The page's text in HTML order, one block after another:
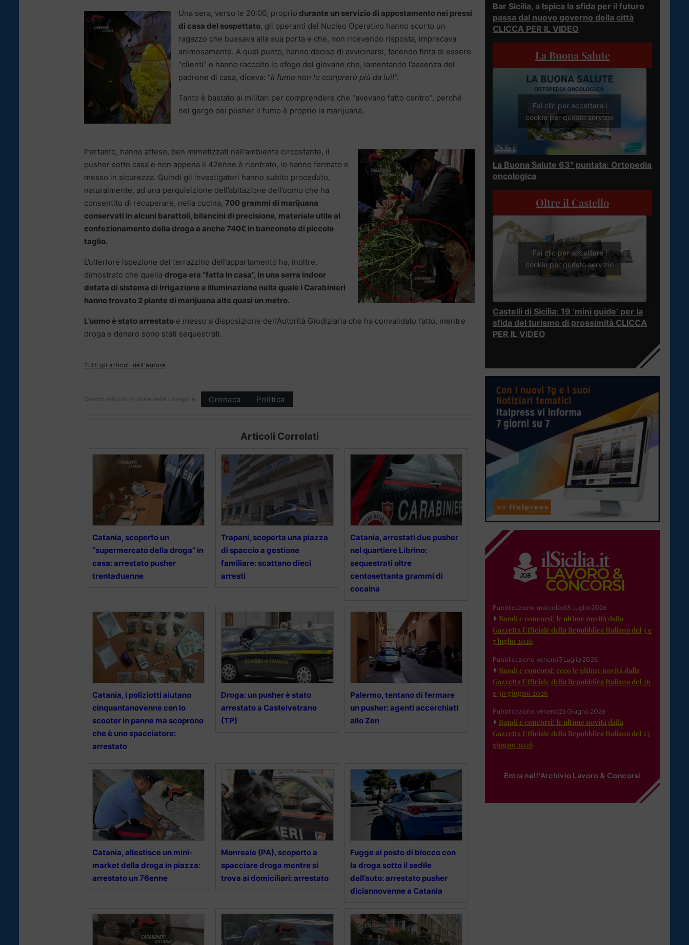
Una sera, verso le 20:00, proprio durante un servizio di appostamento nei pressi
di casa del sospettato, gli operanti del Nucleo Operativo hanno scorto un
ragazzo che bussava alla sua porta e che, non ricevendo risposta, imprecava
animosamente. A quel punto, hanno deciso di avvicinarsi, facendo finta di essere
“clienti” e hanno raccolto lo sfogo del giovane che, lamentando l’assenza del
padrone di casa, diceva: “Il fumo non lo comprerò più da lui!”.
Tanto è bastato ai militari per comprendere che “avevano fatto centro”, perché
nel gergo dei pusher il fumo è proprio la marijuana.
Pertanto, hanno atteso, ben mimetizzati nell’ambiente circostante, il
pusher sotto casa e non appena il 42enne è rientrato, lo hanno fermato e
messo in sicurezza. Quindi gli investigatori hanno subito proceduto,
naturalmente, ad una perquisizione dell’abitazione dell’uomo che ha
consentito di recuperare, nella cucina, 700 grammi di marijuana
conservati in alcuni barattoli, bilancini di precisione, materiale utile al
confezionamento della droga e anche 740€ in banconote di piccolo
taglio.
L’ulteriore ispezione del terrazzino dell’appartamento ha, inoltre,
dimostrato che quella droga era “fatta in casa”, in una serra indoor
dotata di sistema di irrigazione e illuminazione nella quale i Carabinieri
hanno trovato 2 piante di marijuana alte quasi un metro.
L’uomo è stato arrestato e messo a disposizione dell’Autorità Giudiziaria che ha convalidato l’atto, mentre
droga e denaro sono stati sequestrati.
Tutti gli articoli dell'autore
Questo articolo fa parte delle categorie: Cronaca Politica
Articoli Correlati
Catania, scoperto un
“supermercato della droga” in
casa: arrestato pusher
trentaduenne
Trapani, scoperta una piazza
di spaccio a gestione
familiare: scattano dieci
arresti
Catania, arrestati due pusher
nel quartiere Librino:
sequestrati oltre
centosettanta grammi di
cocaina
Catania, i poliziotti aiutano
cinquantanovenne con lo
scooter in panne ma scoprono
che è uno spacciatore:
arrestato
Droga: un pusher è stato
arrestato a Castelvetrano
(TP)
Palermo, tentano di fermare
un pusher: agenti accerchiati
allo Zen
Catania, allestisce un mini-
market della droga in piazza:
arrestato un 76enne
Monreale (PA), scoperto a
spacciare droga mentre si
trova ai domiciliari: arrestato
Fugge al posto di blocco con
la droga sotto il sedile
dell’auto: arrestato pusher
diciannovenne a Catania
Bar Sicilia, a Ispica la sfida per il futuro
passa dal nuovo governo della città
CLICCA PER IL VIDEO
La Buona Salute
Fai clic per accettare i
cookie per questo servizio
La Buona Salute 63° puntata: Ortopedia
oncologica
Oltre il Castello
Fai clic per accettare i
cookie per questo servizio
Castelli di Sicilia: 19 ‘mini guide’ per la
sfida del turismo di prossimità CLICCA
PER IL VIDEO
Pubblicazione: mercoledì 8 Luglio 2026
Bandi e concorsi: le ultime novità dalla
Gazzetta Ufficiale della Repubblica Italiana del 3 e
7 luglio 2026
Pubblicazione: venerdì 3 Luglio 2026
Bandi e concorsi: ecco le ultime novità dalla
Gazzetta Ufficiale della Repubblica Italiana del 26
e 30 giugno 2026
Pubblicazione: venerdì 26 Giugno 2026
Bandi e concorsi: le ultime novità dalla
Gazzetta Ufficiale della Repubblica Italiana del 23
giugno 2026
Entra nell'Archivio Lavoro & Concorsi